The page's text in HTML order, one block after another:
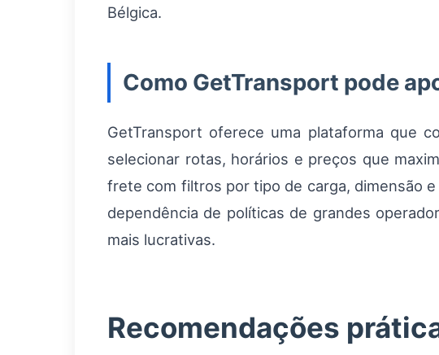
Bélgica.
Como GetTransport pode
GetTransport oferece uma plataforma que
selecionar rotas, horários e preços que
frete com filtros por tipo de carga, dimensão
dependência de políticas de grandes
mais lucrativas.
Recomendações